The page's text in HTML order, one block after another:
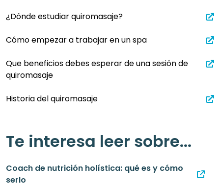
¿Dónde estudiar quiromasaje?
Cómo empezar a trabajar en un spa
Que beneficios debes esperar de una sesión de
quiromasaje
Historia del quiromasaje
Te interesa leer sobre...
Coach de nutrición holística: qué es y cómo
serlo